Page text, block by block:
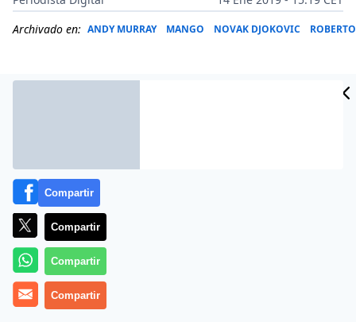
Archivado en: ANDY MURRAY MANGO NOVAK DJOKOVIC
Un gigante herido, que ha luchado hasta el final (
Murray, el cuarto de los ‘Big Four’ del tenis mundial,
Compartir
Compartir
Compartir
Compartir